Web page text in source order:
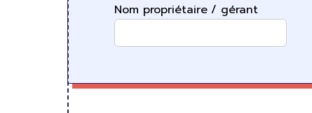
Nom propriétaire / gérant